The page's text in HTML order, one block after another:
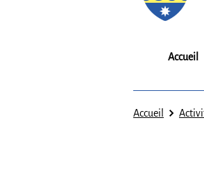
Accueil
Accueil